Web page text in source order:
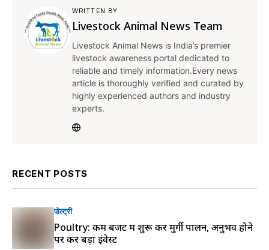
WRITTEN BY
Livestock Animal News Team
Livestock Animal News is India’s premier
livestock awareness portal dedicated to
reliable and timely information.Every news
article is thoroughly verified and curated by
highly experienced authors and industry
experts.
RECENT POSTS
पोल्ट्री
Poultry: कम बजट में शुरू करें मुर्गी पालन, अनुभव होने
पर करें बड़ा इंवेस्ट